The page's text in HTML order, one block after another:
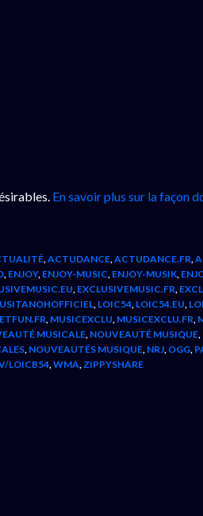
En savoir plus sur la façon
ACTUDANCE ACTUDANCE.FR
ENJOY, ENJOY-MUSIC ENJOY-MUSIK
EXCLUSIVEMUSIC.FR
LOIC54 LOIC54.EU
MUSICEXCLU MUSICEXCLU.FR
MUSICALE NOUVEAUTÉ MUSIQUE
NOUVEAUTÉS MUSIQUE NRJ OGG
LOICB54 WMA ZIPPYSHARE